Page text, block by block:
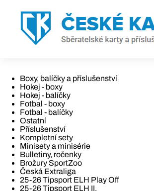
Boxy, balíčky a příslušenství
Hokej - boxy
Hokej - balíčky
Fotbal - boxy
Fotbal - balíčky
Ostatní
Příslušenství
Kompletní sety
Minisety a minisérie
Bulletiny, ročenky
Brožury SportZoo
Česká Extraliga
25-26 Tipsport ELH Play Off
25-26 Tipsport ELH II.